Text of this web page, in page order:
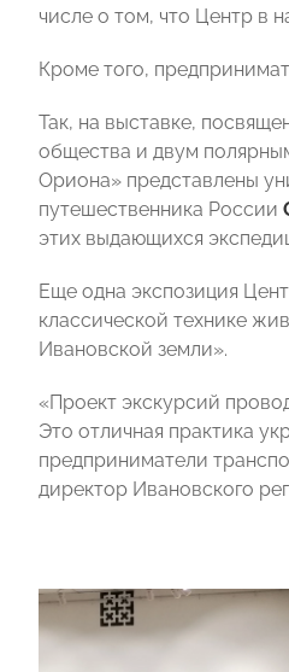
числе о том, что Центр в
Кроме того,
Так, на выставке,
общества и двум
Ориона» представлены
путешественника России
этих выдающихся
Еще одна экспозиция
классической технике
Ивановской земли».
«Проект экскурсий
Это отличная практика
предприниматели
директор Ивановского